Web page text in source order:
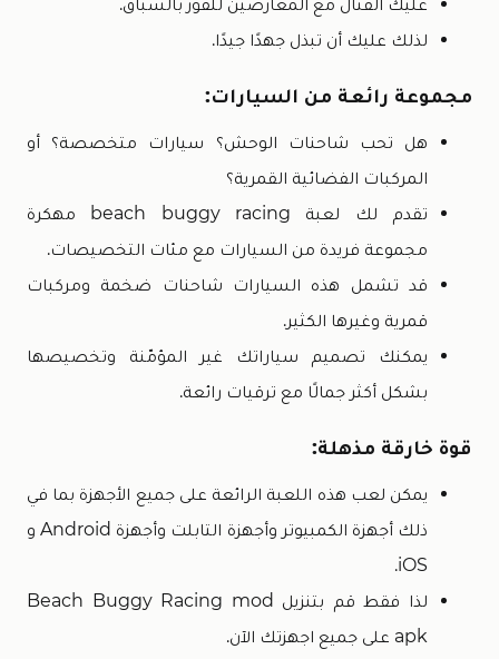
لذلك عليك أن تبذل جهدًا جيدًا.
مجموعة رائعة من السيارات:
هل تحب شاحنات الوحش؟ سيارات متخصصة؟ أو
المركبات الفضائية القمرية؟
تقدم لك لعبة beach buggy racing مهكرة
مجموعة فريدة من السيارات مع مئات التخصيصات.
قد تشمل هذه السيارات شاحنات ضخمة ومركبات
قمرية وغيرها الكثير.
يمكنك تصميم سياراتك غير المؤمّنة وتخصيصها
بشكل أكثر جمالًا مع ترقيات رائعة.
قوة خارقة مذهلة:
يمكن لعب هذه اللعبة الرائعة على جميع الأجهزة بما في
ذلك أجهزة الكمبيوتر وأجهزة التابلت وأجهزة Android و
iOS.
لذا فقط قم بتنزيل Beach Buggy Racing mod
apk على جميع اجهزتك الآن.